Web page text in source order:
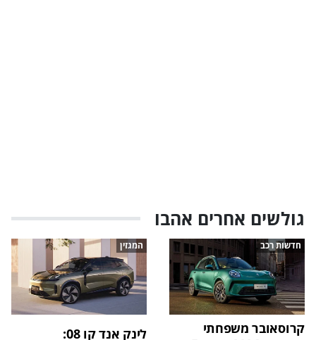
גולשים אחרים אהבו
חדשות רכב
קרוסאובר משפחתי
המגזין
לינק אנד קו 08: